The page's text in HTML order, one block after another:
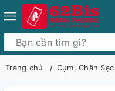
Trang chủ Cụm, Chân